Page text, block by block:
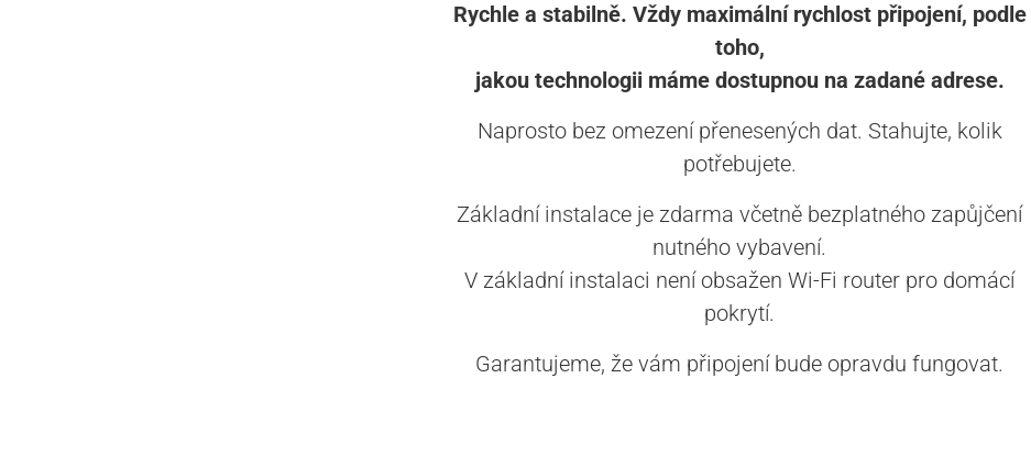
Rychle a stabilně. Vždy maximální rychlost připojení, podle
toho,
jakou technologii máme dostupnou na zadané adrese.
Naprosto bez omezení přenesených dat. Stahujte, kolik
potřebujete.
Základní instalace je zdarma včetně bezplatného zapůjčení
nutného vybavení.
V základní instalaci není obsažen Wi-Fi router pro domácí
pokrytí.
Garantujeme, že vám připojení bude opravdu fungovat.